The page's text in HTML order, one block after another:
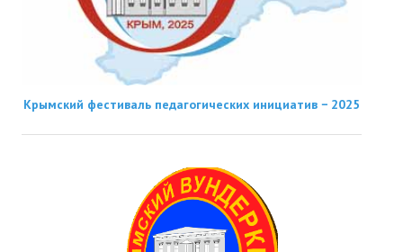
Крымский фестиваль педагогических инициатив − 2025